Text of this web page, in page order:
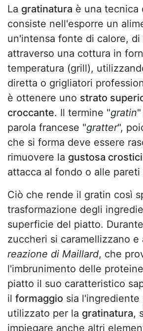
La gratinatura è una tecnica
consiste nell'esporre un
un'intensa fonte di calore, di
attraverso una cottura in
temperatura (grill),
diretta o grigliatori
è ottenere uno strato
croccante. Il termine "gratin
parola francese "gratter",
che si forma deve essere
rimuovere la gustosa
attacca al fondo o alle
Ciò che rende il gratin così
trasformazione degli
superficie del piatto.
zuccheri si caramellizzano e
reazione di Maillard, che
l'imbrunimento delle
piatto il suo caratteristico
il formaggio sia l'ingrediente
utilizzato per la gratinatura,
impiegare anche altri